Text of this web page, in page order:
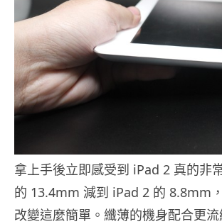
拿上手後立即感受到 iPad 2 真的非
的 13.4mm 減到 iPad 2 的 8.8mm
改變這麼簡單。纖薄的機身配合更流